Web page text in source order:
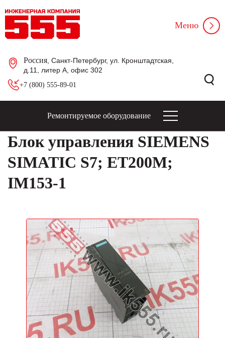
Россия , Санкт-Петербург, ул. Кронштадтская,
д.11, литер А, офис 302
+7 (800) 555-89-01
Меню
Ремонтируемое оборудование
Блок управления SIEMENS
SIMATIC S7; ET200M;
IM153-1